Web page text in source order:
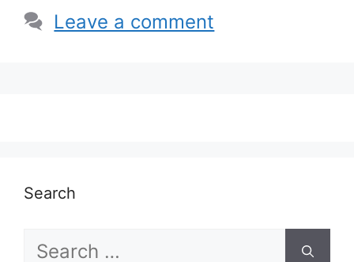
Leave a comment
Search
Search